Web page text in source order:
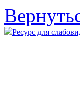
Ресурс для